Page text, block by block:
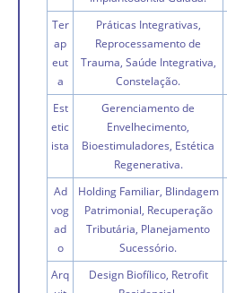
Ter
ap
eut
a
Práticas Integrativas,
Reprocessamento de
Trauma, Saúde Integrativa,
Constelação.
Est
etic
ista
Gerenciamento de
Envelhecimento,
Bioestimuladores, Estética
Regenerativa.
Ad
vog
ad
o
Holding Familiar, Blindagem
Patrimonial, Recuperação
Tributária, Planejamento
Sucessório.
Arq
Design Biofílico, Retrofit